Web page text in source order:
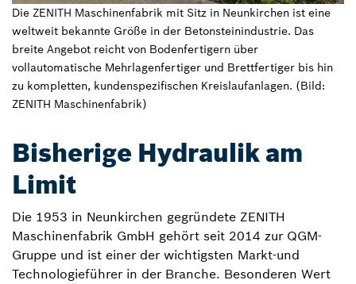
Die ZENITH Maschinenfabrik mit Sitz in Neunkirchen ist eine
weltweit bekannte Größe in der Betonsteinindustrie. Das
breite Angebot reicht von Bodenfertigern über
vollautomatische Mehrlagenfertiger und Brettfertiger bis hin
zu kompletten, kundenspezifischen Kreislaufanlagen. (Bild:
ZENITH Maschinenfabrik)
Bisherige Hydraulik am
Limit
Die 1953 in Neunkirchen gegründete ZENITH
Maschinenfabrik GmbH gehört seit 2014 zur QGM-
Gruppe und ist einer der wichtigsten Markt-und
Technologieführer in der Branche. Besonderen Wert